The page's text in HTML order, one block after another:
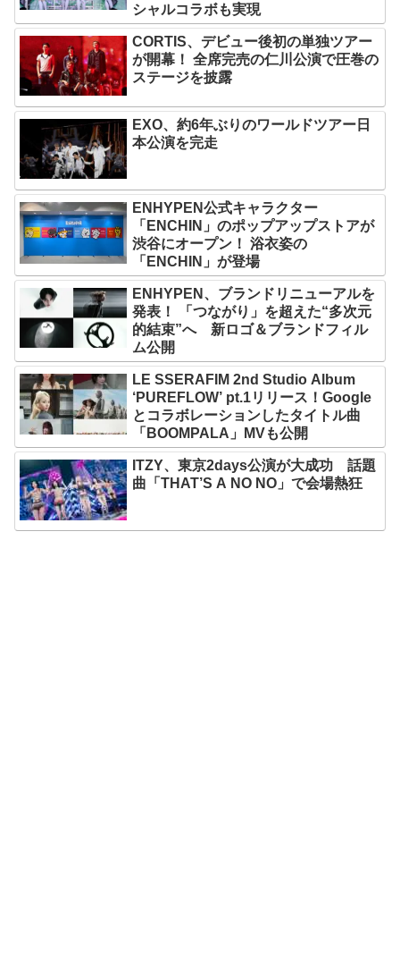
シャルコラボも実現
CORTIS、デビュー後初の単独ツアー
が開幕！ 全席完売の仁川公演で圧巻の
ステージを披露
EXO、約6年ぶりのワールドツアー日
本公演を完走
ENHYPEN公式キャラクター
「ENCHIN」のポップアップストアが
渋谷にオープン！ 浴衣姿の
「ENCHIN」が登場
ENHYPEN、ブランドリニューアルを
発表！ 「つながり」を超えた“多次元
的結束”へ 新ロゴ＆ブランドフィル
ム公開
LE SSERAFIM 2nd Studio Album
‘PUREFLOW’ pt.1リリース！Google
とコラボレーションしたタイトル曲
「BOOMPALA」MVも公開
ITZY、東京2days公演が大成功 話題
曲「THAT’S A NO NO」で会場熱狂